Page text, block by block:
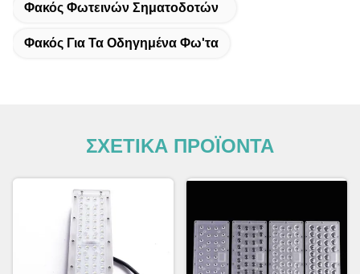
Φακός Φωτεινών Σηματοδοτών
Φακός Για Τα Οδηγημένα Φω'τα
ΣΧΕΤΙΚΑ ΠΡΟΪΟΝΤΑ